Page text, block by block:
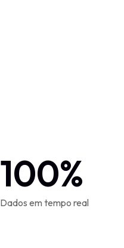
100%
Dados em tempo real